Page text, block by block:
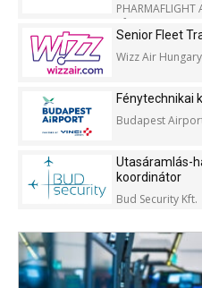
Kft.
Senior Fleet
Wizz Air
Fénytechnikai
Budapest
Utasáramlás-
koordinátor
Bud Security Kft.